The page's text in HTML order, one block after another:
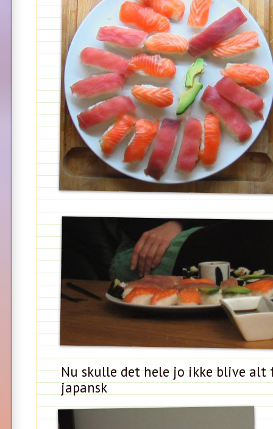
Nu skulle det hele jo ikke blive
japansk